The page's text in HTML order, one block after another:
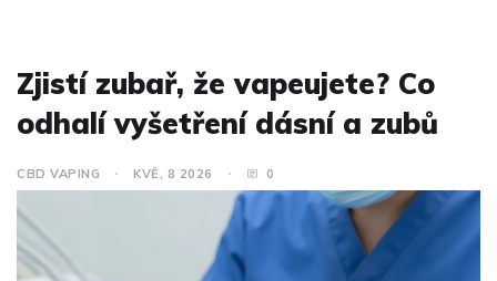
Zjistí zubař, že vapeujete? Co
odhalí vyšetření dásní a zubů
CBD VAPING KVĚ, 8 2026 0